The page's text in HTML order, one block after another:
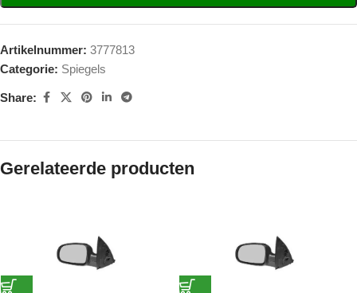
Artikelnummer: 3777813
Categorie: Spiegels
Share:
Gerelateerde producten